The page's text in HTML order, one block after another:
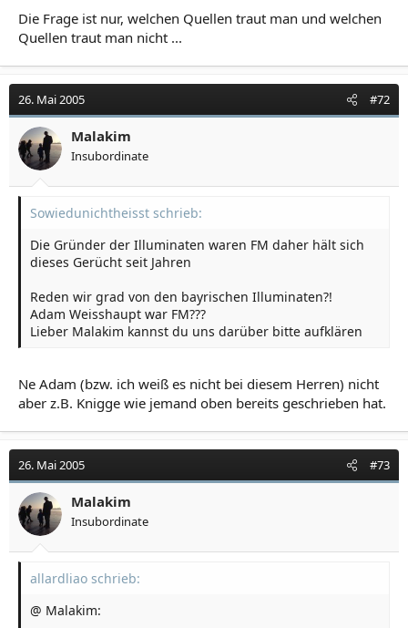
Die Frage ist nur, welchen Quellen traut man und welchen
Quellen traut man nicht ...
26. Mai 2005 #72
Malakim
Insubordinate
Sowiedunichtheisst schrieb:
Die Gründer der Illuminaten waren FM daher hält sich
dieses Gerücht seit Jahren
Reden wir grad von den bayrischen Illuminaten?!
Adam Weisshaupt war FM???
Lieber Malakim kannst du uns darüber bitte aufklären
Ne Adam (bzw. ich weiß es nicht bei diesem Herren) nicht
aber z.B. Knigge wie jemand oben bereits geschrieben hat.
26. Mai 2005 #73
Malakim
Insubordinate
allardliao schrieb:
@ Malakim: